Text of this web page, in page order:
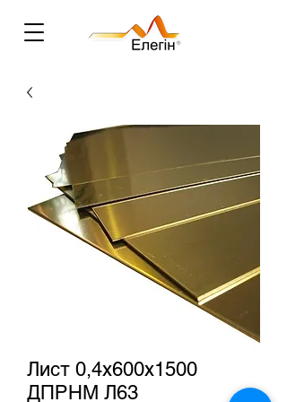
Лист 0,4х600х1500
ДПРНМ Л63